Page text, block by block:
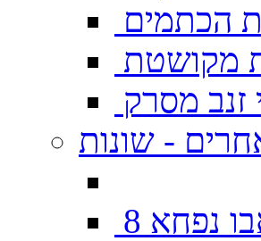
הכתמים
מקושטת
זנב מסרק
- שונות
נפחא 8